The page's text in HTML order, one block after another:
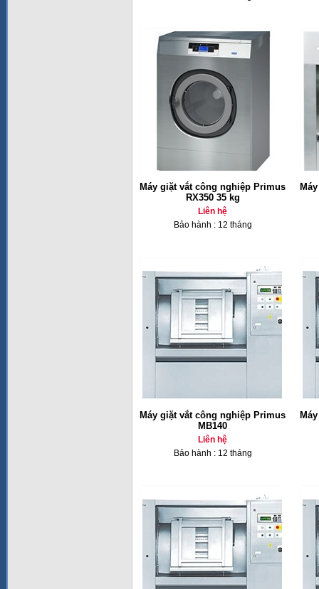
Máy giặt vắt công nghiệp Primus
RX350 35 kg
Liên hệ
Bảo hành : 12 tháng
Máy giặt vắt công nghiệp Primus
MB140
Liên hệ
Bảo hành : 12 tháng